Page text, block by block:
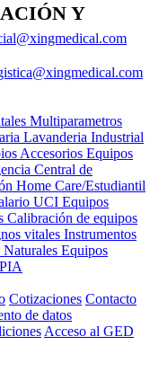
Y
Multiparametros
Lavanderia Industrial
Accesorios Equipos
Central de
Home Care/Estudiantil
UCI Equipos
Calibración de equipos
vitales Instrumentos
Naturales Equipos
Cotizaciones Contacto
de datos
Acceso al GED